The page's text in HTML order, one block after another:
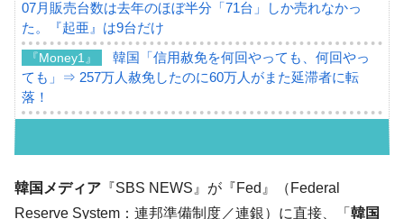
07月販売台数は去年のほぼ半分「71台」しか売れなかっ
た。『起亜』は9台だけ
『Money1』
韓国「信用赦免を何回やっても、何回やっ
ても」⇒ 257万人赦免したのに60万人がまた延滞者に転
落！
『Money1』
体だけで410億ドル、輸出全体の41％もある
韓国メディア 『SBS NEWS』が『Fed』（Federal
Reserve System：連邦準備制度／連銀）に直接、「 韓国